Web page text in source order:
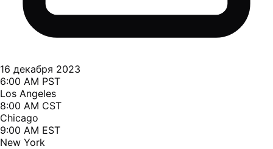
16 декабря 2023
6:00 AM PST
Los Angeles
8:00 AM CST
Chicago
9:00 AM EST
New York